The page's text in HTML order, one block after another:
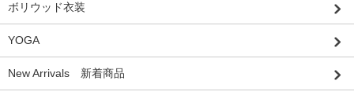
ボリウッド衣装
YOGA
New Arrivals 新着商品